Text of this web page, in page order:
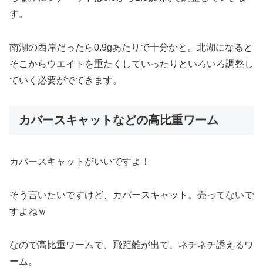
す。
南湖の西岸だったら0.9gあたりで十分かと。北湖になると
そこからウエイトを重たくしていったりといろいろ調整し
ていく必要がでてきます。
カバースキャットなどの高比重ワーム
カバースキャットがいいですよ！
そう言いたいですけど、カバースキャット。売ってないで
すよねｗ
なので高比重ワームで、飛距離が出て、ネチネチ誘えるワ
ーム。